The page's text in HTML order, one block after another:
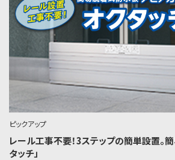
ピックアップ
レール工事不要！3ステップの簡単設置。
タッチ」